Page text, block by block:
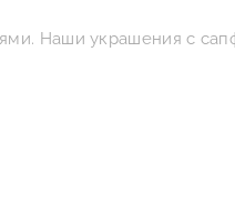
Наши украшения с